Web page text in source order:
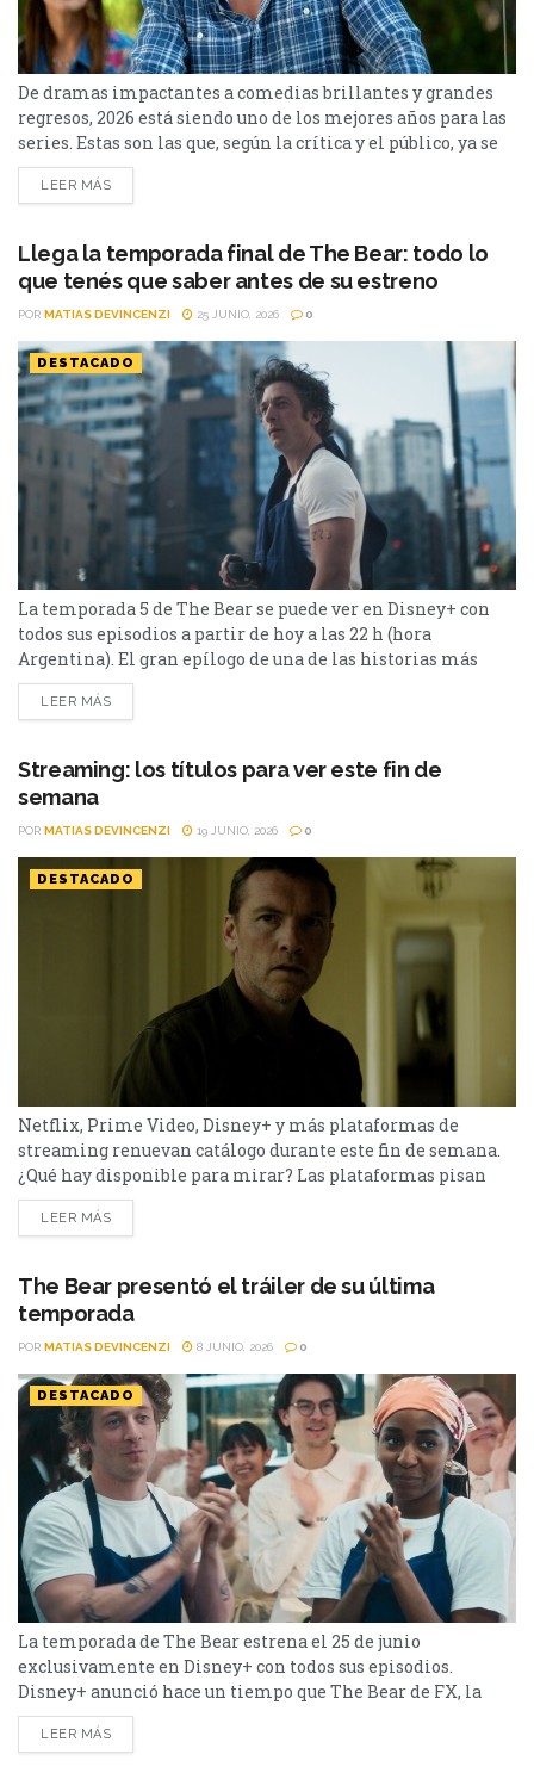
De dramas impactantes a comedias brillantes y grandes
regresos, 2026 está siendo uno de los mejores años para las
series. Estas son las que, según la crítica y el público, ya se
perfilan entre lo mejor de la temporada. Ingresamos en
julio, y desde Cinéfilos, escogimos las 10 mejores series del
LEER MÁS
Llega la temporada final de The Bear: todo lo
que tenés que saber antes de su estreno
POR MATIAS DEVINCENZI 25 JUNIO, 2026 0
DESTACADO
La temporada 5 de The Bear se puede ver en Disney+ con
todos sus episodios a partir de hoy a las 22 h (hora
Argentina). El gran epílogo de una de las historias más
celebradas de los últimos años estará disponible para las
audiencias. A partir de hoy a las 22 hs (Argentina) se puede
LEER MÁS
Streaming: los títulos para ver este fin de
semana
POR MATIAS DEVINCENZI 19 JUNIO, 2026 0
DESTACADO
Netflix, Prime Video, Disney+ y más plataformas de
streaming renuevan catálogo durante este fin de semana.
¿Qué hay disponible para mirar? Las plataformas pisan
fuerte con una batería de lanzamientos que combinan
producciones locales y adaptaciones ambiciosas.
el menú tiene de todo. I Will Find You - Netflix Te
encontraré es una miniserie basada en...
LEER MÁS
The Bear presentó el tráiler de su última
temporada
POR MATIAS DEVINCENZI 8 JUNIO, 2026 0
DESTACADO
La temporada de The Bear estrena el 25 de junio
exclusivamente en Disney+ con todos sus episodios.
Disney+ anunció hace un tiempo que The Bear de FX, la
aclamada serie ganadora del premio Emmy®, estrenará su
quinta y última temporada el jueves 25 de junio
LEER MÁS